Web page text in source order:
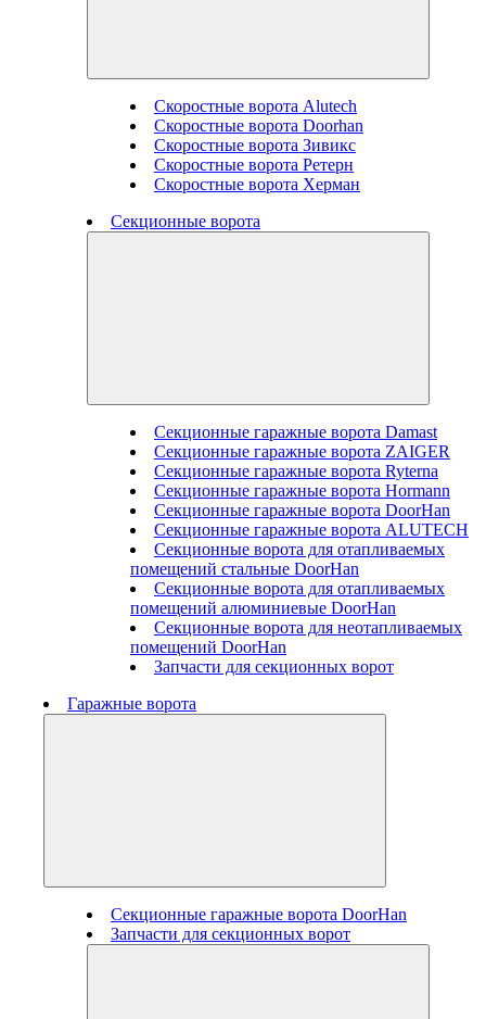
Скоростные ворота Alutech
Скоростные ворота Doorhan
Скоростные ворота Зивикс
Скоростные ворота Ретерн
Скоростные ворота Херман
Секционные ворота
Секционные гаражные ворота Damast
Секционные гаражные ворота ZAIGER
Секционные гаражные ворота Ryterna
Секционные гаражные ворота Hormann
Секционные гаражные ворота DoorHan
Секционные гаражные ворота ALUTECH
Секционные ворота для отапливаемых
помещений стальные DoorHan
Секционные ворота для отапливаемых
помещений алюминиевые DoorHan
Секционные ворота для неотапливаемых
помещений DoorHan
Запчасти для секционных ворот
Гаражные ворота
Секционные гаражные ворота DoorHan
Запчасти для секционных ворот